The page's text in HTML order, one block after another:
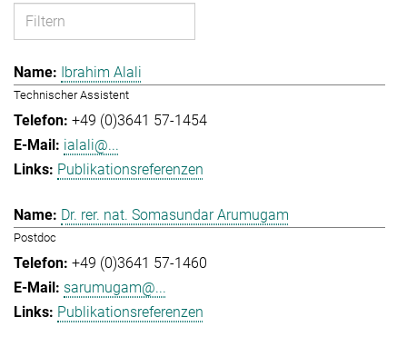
Ibrahim Alali
Technischer Assistent
+49 (0)3641 57-1454
ialali@...
Publikationsreferenzen
Dr. rer. nat. Somasundar Arumugam
Postdoc
+49 (0)3641 57-1460
sarumugam@...
Publikationsreferenzen